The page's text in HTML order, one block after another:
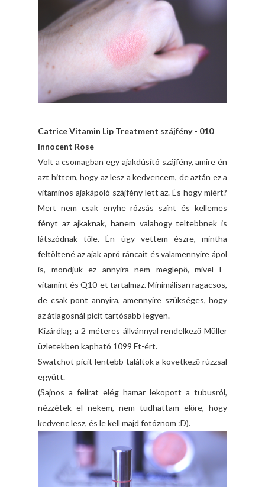
Catrice Vitamin Lip Treatment szájfény - 010
Innocent Rose
Volt a csomagban egy ajakdúsító szájfény, amire én
azt hittem, hogy az lesz a kedvencem, de aztán ez a
vitaminos ajakápoló szájfény lett az. És hogy miért?
Mert nem csak enyhe rózsás színt és kellemes
fényt az ajkaknak, hanem valahogy teltebbnek is
látszódnak tőle. Én úgy vettem észre, mintha
feltöltené az ajak apró ráncait és valamennyire ápol
is, mondjuk ez annyira nem meglepő, mivel E-
vitamint és Q10-et tartalmaz. Minimálisan ragacsos,
de csak pont annyira, amennyire szükséges, hogy
az átlagosnál picit tartósabb legyen.
Kizárólag a 2 méteres állvánnyal rendelkező Müller
üzletekben kapható 1099 Ft-ért.
Swatchot picit lentebb találtok a következő rúzzsal
együtt.
(Sajnos a felirat elég hamar lekopott a tubusról,
nézzétek el nekem, nem tudhattam előre, hogy
kedvenc lesz, és le kell majd fotóznom :D).